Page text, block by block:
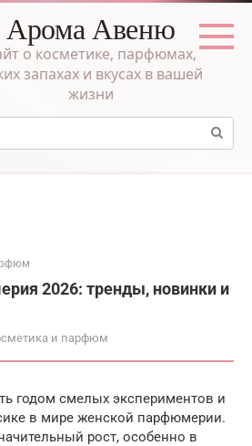
Арома Авеню
о косметике, парфюмах,
запахах и вкусах в вашей
жизни
2026: тренды, новинки и
и парфюм
годом смелых экспериментов и
в мире женской парфюмерии.
рост, особенно в